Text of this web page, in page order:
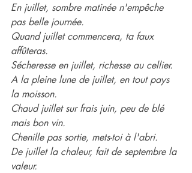
En juillet, sombre matinée n'empêche
pas belle journée.
Quand juillet commencera, ta faux
affûteras.
Sécheresse en juillet, richesse au cellier.
A la pleine lune de juillet, en tout pays
la moisson.
Chaud juillet sur frais juin, peu de blé
mais bon vin.
Chenille pas sortie, mets-toi à l'abri.
De juillet la chaleur, fait de septembre la
valeur.